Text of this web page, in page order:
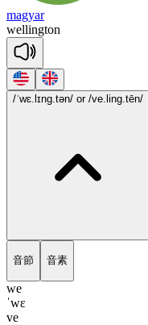
magyar
wellington
/ˈwɛ.lɪng.tən/ or /ve.ling.tēn/
音節 音素
we
ˈwɛ
ve